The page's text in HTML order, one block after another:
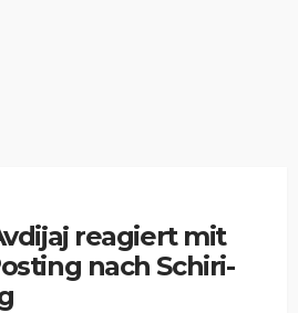
reagiert mit
nach Schiri-